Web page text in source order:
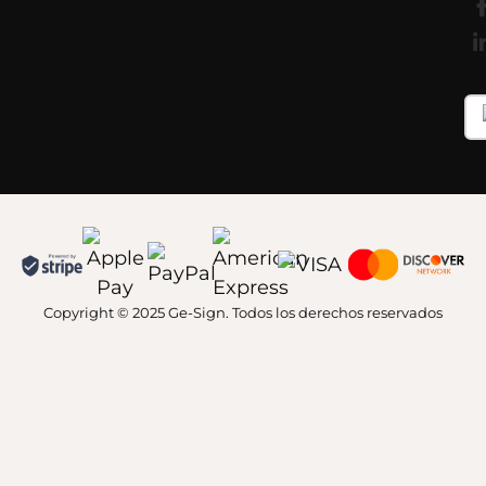
Copyright © 2025 Ge-Sign. Todos los derechos reservados